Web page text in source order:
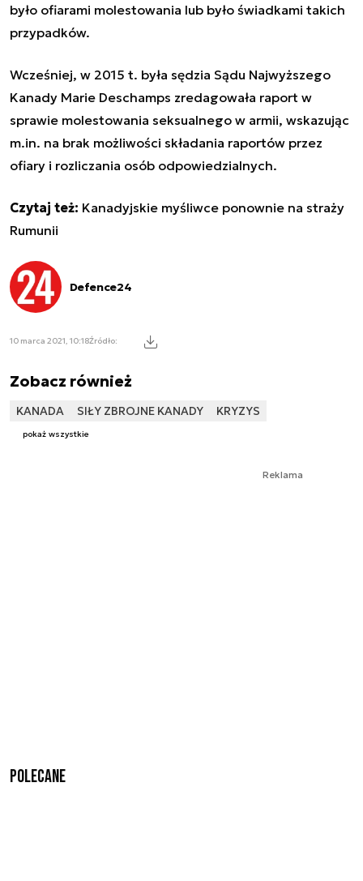
było ofiarami molestowania lub było świadkami takich
przypadków.
Wcześniej, w 2015 t. była sędzia Sądu Najwyższego
Kanady Marie Deschamps zredagowała raport w
sprawie molestowania seksualnego w armii, wskazując
m.in. na brak możliwości składania raportów przez
ofiary i rozliczania osób odpowiedzialnych.
Czytaj też: Kanadyjskie myśliwce ponownie na straży
Rumunii
Defence24
10 marca 2021, 10:18Źródło:
Zobacz również
KANADA SIŁY ZBROJNE KANADY KRYZYS
pokaż wszystkie
Reklama
Polecane